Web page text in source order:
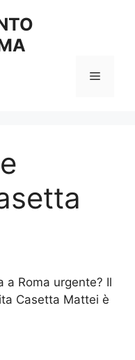
Menu
a Roma urgente? Il
Casetta Mattei è